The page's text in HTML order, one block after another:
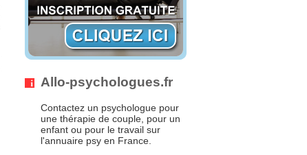
Allo-psychologues.fr
Contactez un psychologue pour
une thérapie de couple, pour un
enfant ou pour le travail sur
l'annuaire psy en France.